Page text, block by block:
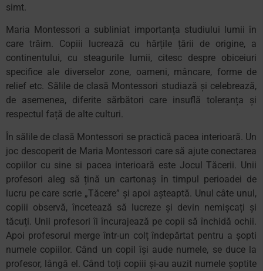
simt.
Maria Montessori a subliniat importanța studiului lumii în
care trăim. Copiii lucrează cu hărțile țării de origine, a
continentului, cu steagurile lumii, citesc despre obiceiuri
specifice ale diverselor zone, oameni, mâncare, forme de
relief etc. Sălile de clasă Montessori studiază și celebrează,
de asemenea, diferite sărbători care insuflă toleranța și
respectul față de alte culturi.
În sălile de clasă Montessori se practică pacea interioară. Un
joc descoperit de Maria Montessori care să ajute conectarea
copiilor cu sine si pacea interioară este Jocul Tăcerii. Unii
profesori aleg să țină un cartonaș în timpul perioadei de
lucru pe care scrie „Tăcere” și apoi așteaptă. Unul câte unul,
copiii observă, încetează să lucreze și devin nemișcați și
tăcuți. Unii profesori îi încurajează pe copii să închidă ochii.
Apoi profesorul merge într-un colț îndepărtat pentru a șopti
numele copiilor. Când un copil își aude numele, se duce la
profesor, lângă el. Când toți copiii și-au auzit numele șoptite